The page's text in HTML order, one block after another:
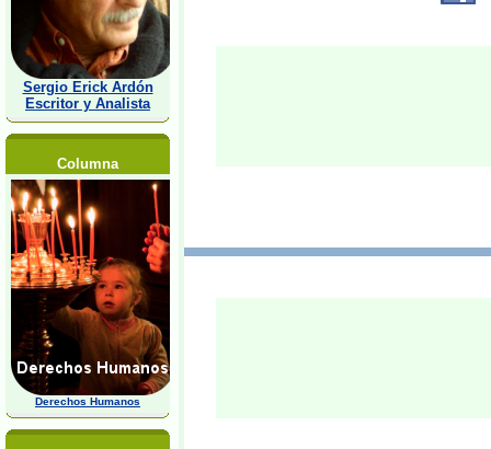
Sergio Erick Ardón
Escritor y Analista
Columna
Derechos Humanos